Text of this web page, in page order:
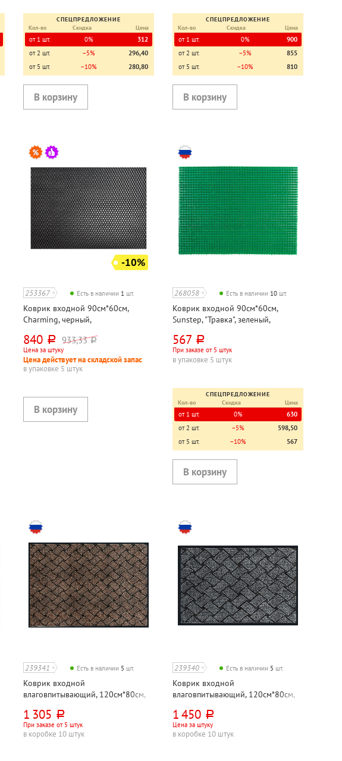
СПЕЦПРЕДЛОЖЕНИЕ
Кол-во
Скидка Цена
от 1 шт. 0%
312
от 2 шт.
−5%
296,40
от 5 шт.
−10% 280,80
СПЕЦПРЕДЛОЖЕНИЕ
Кол-во
Скидка Цена
от 1 шт. 0%
900
от 2 шт.
−5%
855
от 5 шт.
−10% 810
-10%
253367 Есть в наличии 1 шт.
Коврик входной 90см*60см,
Charming, черный,
840 руб. 933,33 руб.
Цена за штуку
Цена действует на складской запас
в упаковке 5 штук
268058 Есть в наличии 10 шт.
Коврик входной 90см*60см,
Sunstep, "Травка", зеленый,
567 руб.
При заказе от 5 штук
в упаковке 5 штук
СПЕЦПРЕДЛОЖЕНИЕ
Кол-во
Скидка Цена
от 1 шт. 0%
630
от 2 шт.
−5%
598,50
от 5 шт.
−10% 567
239341 Есть в наличии 5 шт.
Коврик входной
влаговпитывающий, 120см*80см,
1 305 руб.
При заказе от 5 штук
в коробке 10 штук
239340 Есть в наличии 5 шт.
Коврик входной
влаговпитывающий, 120см*80см,
1 450 руб.
Цена за штуку
в коробке 10 штук